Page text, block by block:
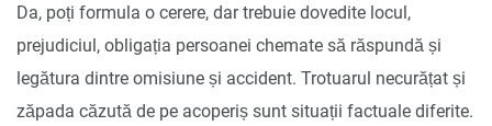
Da, poți formula o cerere, dar trebuie dovedite locul,
prejudiciul, obligația persoanei chemate să răspundă și
legătura dintre omisiune și accident. Trotuarul necurățat și
zăpada căzută de pe acoperiș sunt situații factuale diferite.